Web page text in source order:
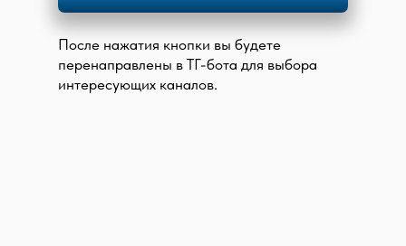
После нажатия кнопки вы будете
перенаправлены в ТГ-бота для выбора
интересующих каналов.